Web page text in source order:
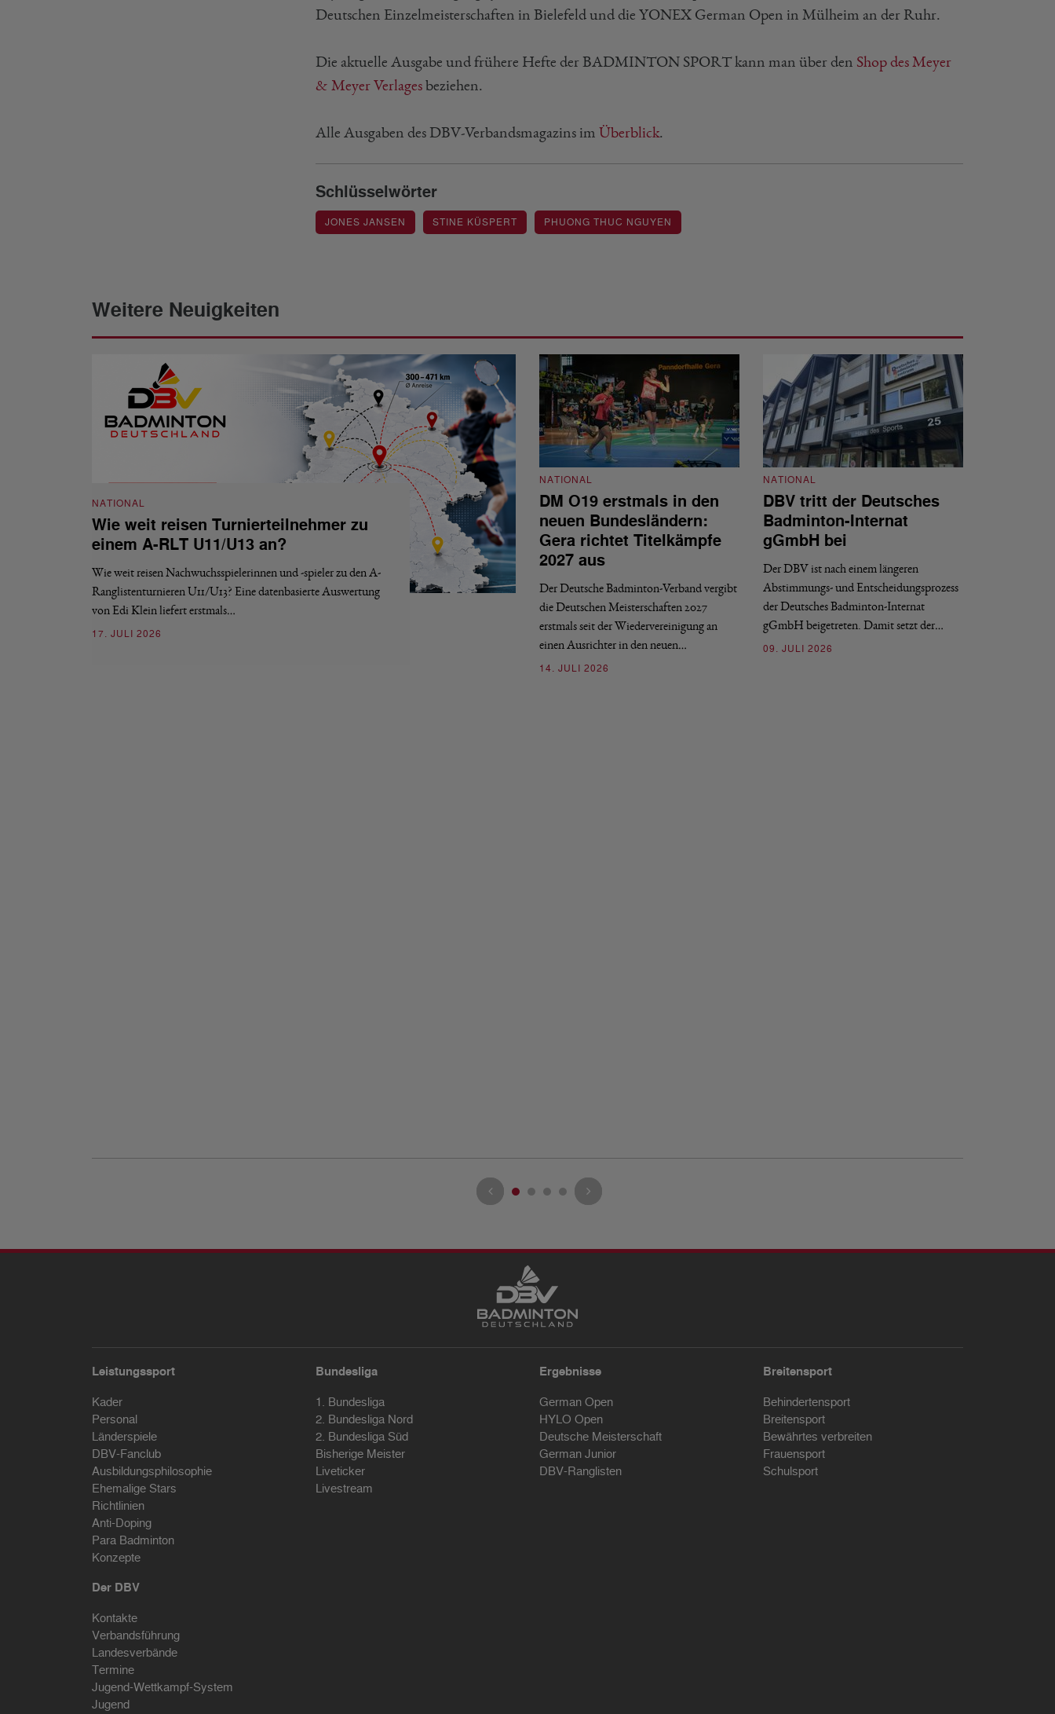
Deutschen Einzelmeisterschaften in Bielefeld und die YONEX German Open in Mülheim an der Ruhr.
Die aktuelle Ausgabe und frühere Hefte der BADMINTON SPORT kann man über den Shop des Meyer
& Meyer Verlages beziehen.
Alle Ausgaben des DBV-Verbandsmagazins im Überblick.
Schlüsselwörter
JONES JANSEN STINE KÜSPERT PHUONG THUC NGUYEN
Weitere Neuigkeiten
NATIONAL
Wie weit reisen Turnierteilnehmer zu
einem A-RLT U11/U13 an?
Wie weit reisen Nachwuchsspielerinnen und -spieler zu den A-
Ranglistenturnieren U11/U13? Eine datenbasierte Auswertung
von Edi Klein liefert erstmals…
17. JULI 2026
NATIONAL
DM O19 erstmals in den
neuen Bundesländern:
Gera richtet Titelkämpfe
2027 aus
Der Deutsche Badminton-Verband vergibt
die Deutschen Meisterschaften 2027
erstmals seit der Wiedervereinigung an
einen Ausrichter in den neuen…
14. JULI 2026
NATIONAL
DBV tritt der Deutsches
Badminton-Internat
gGmbH bei
Der DBV ist nach einem längeren
Abstimmungs- und Entscheidungsprozess
der Deutsches Badminton-Internat
gGmbH beigetreten. Damit setzt der…
09. JULI 2026
Leistungssport
Kader
Personal
Länderspiele
DBV-Fanclub
Ausbildungsphilosophie
Ehemalige Stars
Richtlinien
Anti-Doping
Para Badminton
Konzepte
Bundesliga
1. Bundesliga
2. Bundesliga Nord
2. Bundesliga Süd
Bisherige Meister
Liveticker
Livestream
Ergebnisse
German Open
HYLO Open
Deutsche Meisterschaft
German Junior
DBV-Ranglisten
Breitensport
Behindertensport
Breitensport
Bewährtes verbreiten
Frauensport
Schulsport
Der DBV
Kontakte
Verbandsführung
Landesverbände
Termine
Jugend-Wettkampf-System
Jugend